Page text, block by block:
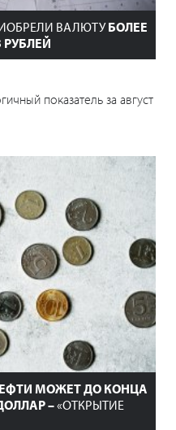
ВАЛЮТУБОЛЕЕ
показатель за август
МОЖЕТ ДО КОНЦА
–«ОТКРЫТИЕ